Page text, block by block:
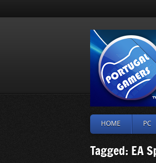
HOME PC
Tagged: EA